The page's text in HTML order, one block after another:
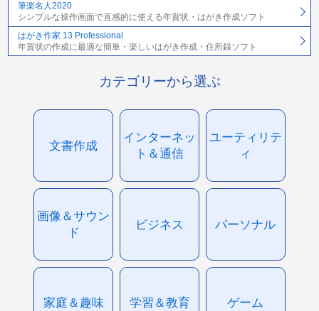
筆楽名人2020
シンプルな操作画面で直感的に使える年賀状・はがき作成ソフト
はがき作家 13 Professional
年賀状の作成に最適な簡単・楽しいはがき作成・住所録ソフト
カテゴリーから選ぶ
文書作成
インターネッ
ト＆通信
ユーティリテ
ィ
画像＆サウン
ド
ビジネス パーソナル
家庭＆趣味 学習＆教育 ゲーム